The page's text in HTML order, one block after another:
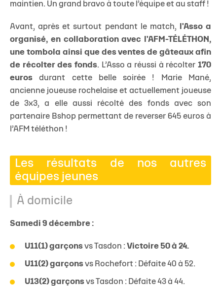
maintien. Un grand bravo à toute l’équipe et au staff !
Avant, après et surtout pendant le match,
l'Asso a
organisé, en collaboration avec l'AFM-TÉLÉTHON,
une tombola ainsi que des ventes de gâteaux afin
de récolter des fonds. L’Asso a réussi à récolter 170
euros durant cette belle soirée ! Marie Mané,
ancienne joueuse rochelaise et actuellement joueuse
de 3x3, a elle aussi récolté des fonds avec son
partenaire Bshop permettant de reverser 645 euros à
l’AFM téléthon !
Les résultats de nos autres
équipes jeunes
À domicile
Samedi 9 décembre :
U11(1) garçons vs Tasdon : Victoire 50 à 24.
U11(2) garçons vs Rochefort : Défaite 40 à 52.
U13(2) garçons vs Tasdon : Défaite 43 à 44.